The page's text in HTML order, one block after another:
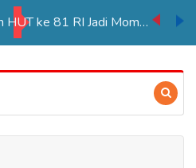
Karnaval Pembangunan HUT ke 81 RI Jadi Momentum Perkuat Persatuan di Merauke